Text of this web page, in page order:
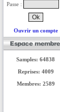
Passe :
Ouvrir un compte
Samples: 64838
Reprises: 4009
Membres: 2589